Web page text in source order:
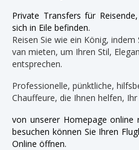
Private Transfers für
sich in Eile befinden.
Reisen Sie wie ein König,
van mieten, um Ihren Stil,
entsprechen.
Professionelle, pünktliche,
Chauffeure, die Ihnen helfen,
von unserer Homepage online
besuchen können Sie Ihren
Online öffnen.